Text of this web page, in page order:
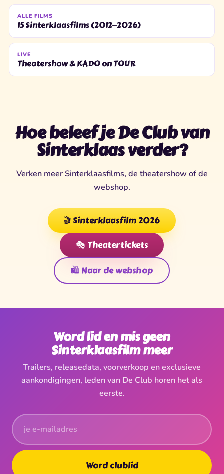
ALLE FILMS
15 Sinterklaasfilms (2012—2026)
LIVE
Theatershow & KADO on TOUR
Hoe beleef je De Club van
Sinterklaas verder?
Verken meer Sinterklaasfilms, de theatershow of de
webshop.
🎬 Sinterklaasfilm 2026
🎭 Theatertickets
🛍️ Naar de webshop
Word lid en mis geen
Sinterklaasfilm meer
Trailers, releasedata, voorverkoop en exclusieve
aankondigingen, leden van De Club horen het als
eerste.
Word clublid